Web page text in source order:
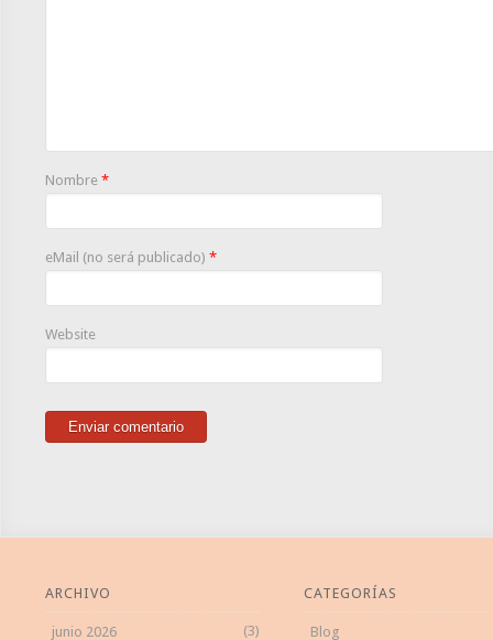
Nombre *
eMail (no será publicado) *
Website
ARCHIVO
junio 2026 (3)
CATEGORÍAS
Blog